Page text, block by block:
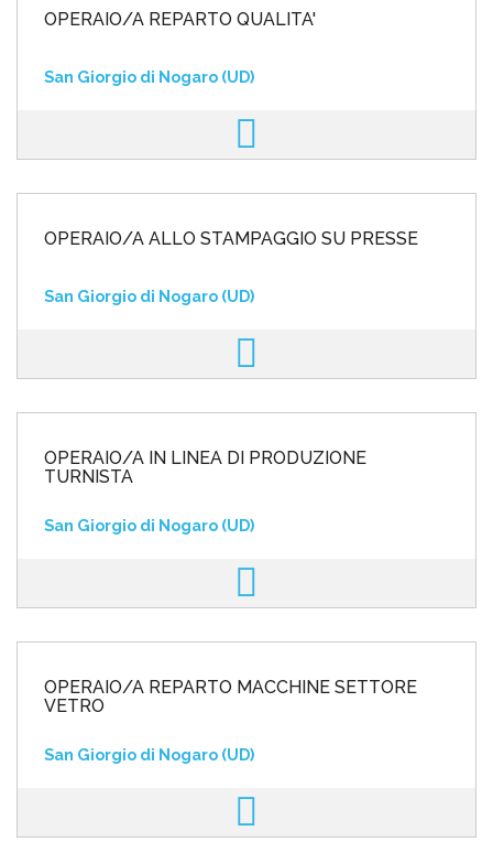
OPERAIO/A REPARTO QUALITA'
San Giorgio di Nogaro (UD)
OPERAIO/A ALLO STAMPAGGIO SU PRESSE
San Giorgio di Nogaro (UD)
OPERAIO/A IN LINEA DI PRODUZIONE
TURNISTA
San Giorgio di Nogaro (UD)
OPERAIO/A REPARTO MACCHINE SETTORE
VETRO
San Giorgio di Nogaro (UD)